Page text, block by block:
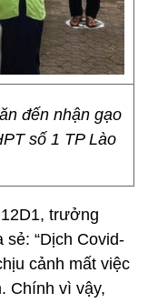
đến nhận gạo
số 1 TP Lào
trưởng
sẻ: “Dịch Covid-
cảnh mất việc
Chính vì vậy,